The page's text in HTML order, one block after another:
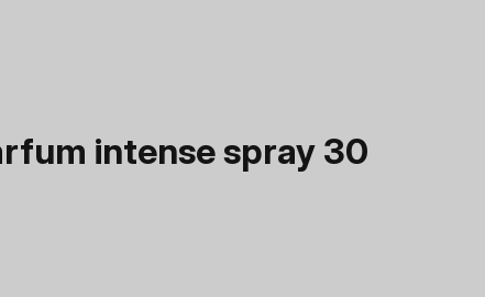
intense spray 30